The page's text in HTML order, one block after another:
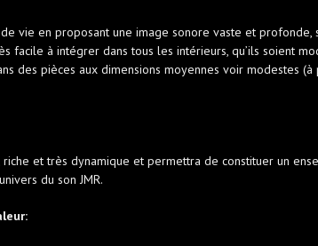
vie en proposant une image sonore vaste et profonde,
à intégrer dans tous les intérieurs, qu’ils soient
des pièces aux dimensions moyennes voir modestes
et très dynamique et permettra de constituer un
du son JMR.